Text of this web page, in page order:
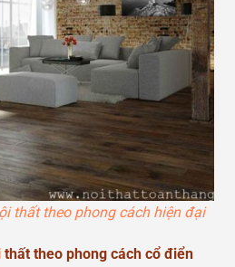
thất theo phong cách hiện đại
theo phong cách cổ điển